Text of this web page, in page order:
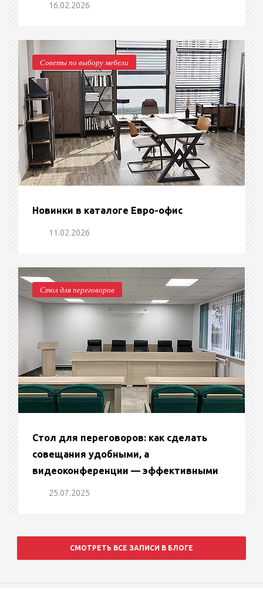
16.02.2026
Советы по выбору мебели
Новинки в каталоге Евро-офис
11.02.2026
Стол для переговоров
Стол для переговоров: как сделать
совещания удобными, а
видеоконференции — эффективными
25.07.2025
СМОТРЕТЬ ВСЕ ЗАПИСИ В БЛОГЕ